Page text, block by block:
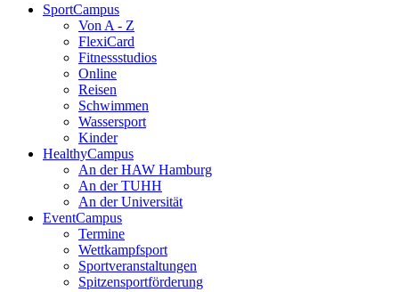
SportCampus
Von A - Z
FlexiCard
Fitnessstudios
Online
Reisen
Schwimmen
Wassersport
Kinder
HealthyCampus
An der HAW Hamburg
An der TUHH
An der Universität
EventCampus
Termine
Wettkampfsport
Sportveranstaltungen
Spitzensportförderung